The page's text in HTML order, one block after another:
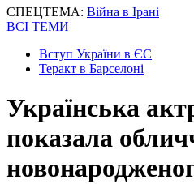
СПЕЦТЕМА: Війна в Ірані
ВСІ ТЕМИ
Вступ України в ЄС
Теракт в Барселоні
Українська
показала